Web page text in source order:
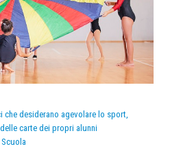
desiderano agevolare lo sport,
carte dei propri alunni